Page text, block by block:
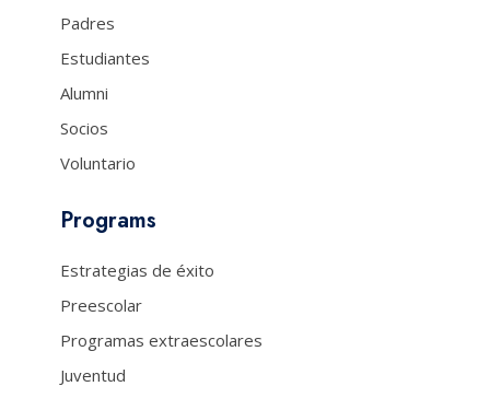
Padres
Estudiantes
Alumni
Socios
Voluntario
Programs
Estrategias de éxito
Preescolar
Programas extraescolares
Juventud